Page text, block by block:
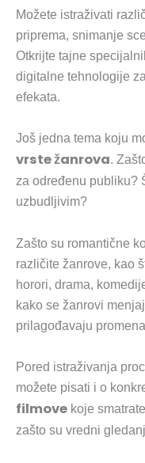
Možete istraživati
priprema, snimanje
Otkrijte tajne
digitalne tehnologije
efekata.
Još jedna tema koju
vrste žanrova.
za određenu publiku?
uzbudljivim?
Zašto su romantične
različite žanrove, kao
horori, drama,
kako se žanrovi
prilagođavaju
Pored istraživanja
možete pisati i o
filmove koje
zašto su vredni